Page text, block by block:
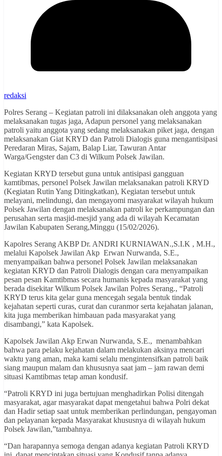
redaksi
Polres Serang – Kegiatan patroli ini dilaksanakan oleh anggota yang
melaksanakan tugas jaga, Adapun personel yang melaksanakan
patroli yaitu anggota yang sedang melaksanakan piket jaga, dengan
melaksanakan Giat KRYD dan Patroli Dialogis guna mengantisipasi
Peredaran Miras, Sajam, Balap Liar, Tawuran Antar
Warga/Gengster dan C3 di Wilkum Polsek Jawilan.
Kegiatan KRYD tersebut guna untuk antisipasi gangguan
kamtibmas, personel Polsek Jawilan melaksanakan patroli KRYD
(Kegiatan Rutin Yang Ditingkatkan), Kegiatan tersebut untuk
melayani, melindungi, dan mengayomi masyarakat wilayah hukum
Polsek Jawilan dengan melaksanakan patroli ke perkampungan dan
perusahan serta masjid-mesjid yang ada di wilayah Kecamatan
Jawilan Kabupaten Serang,Minggu (15/02/2026).
Kapolres Serang AKBP Dr. ANDRI KURNIAWAN.,S.I.K , M.H.,
melalui Kapolsek Jawilan Akp Erwan Nurwanda, S.E.,
menyampaikan bahwa personel Polsek Jawilan melaksanakan
kegiatan KRYD dan Patroli Dialogis dengan cara menyampaikan
pesan pesan Kamtibmas secara humanis kepada masyarakat yang
berada disekitar Wilkum Polsek Jawilan Polres Serang., “Patroli
KRYD terus kita gelar guna mencegah segala bentuk tindak
kejahatan seperti curas, curat dan curanmor serta kejahatan jalanan,
kita juga memberikan himbauan pada masyarakat yang
disambangi,” kata Kapolsek.
Kapolsek Jawilan Akp Erwan Nurwanda, S.E., menambahkan
bahwa para pelaku kejahatan dalam melakukan aksinya mencari
waktu yang aman, maka kami selalu mengintensifkan patroli baik
siang maupun malam dan khususnya saat jam – jam rawan demi
situasi Kamtibmas tetap aman kondusif.
“Patroli KRYD ini juga bertujuan menghadirkan Polisi ditengah
masyarakat, agar masyarakat dapat mengetahui bahwa Polri dekat
dan Hadir setiap saat untuk memberikan perlindungan, pengayoman
dan pelayanan kepada Masyarakat khususnya di wilayah hukum
Polsek Jawilan,”tambahnya.
“Dan harapannya semoga dengan adanya kegiatan Patroli KRYD